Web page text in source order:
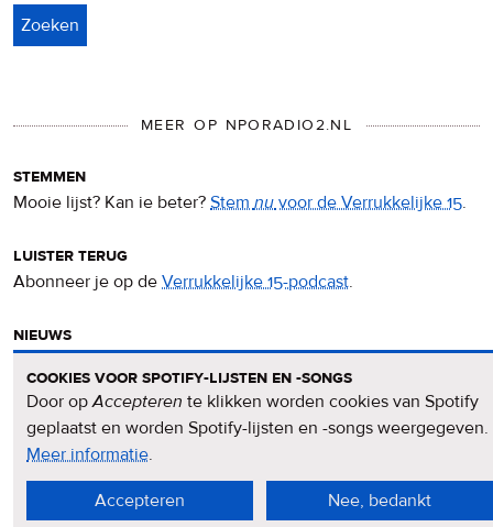
MEER OP NPORADIO2.NL
stemmen
Mooie lijst? Kan ie beter? Stemnuvoor de Verrukkelijke 15.
luister terug
Abonneer je op de Verrukkelijke 15-podcast.
nieuws
nieuwsbrief
Meld je aan voor deVerrukkelijke 15-nieuwsbrief.
cookies voor spotify-lijsten en -songs
Door opAccepteren te klikken worden cookies van Spotify
geplaatst en worden Spotify-lijsten en -songs weergegeven.
Meer informatieover
privacy
&
.
Accepteren Nee, bedankt